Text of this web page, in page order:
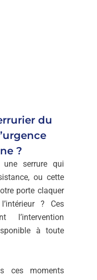
du
?
serrure qui
ou cette
porte claquer
? Ces
l’intervention
à toute
ces moments